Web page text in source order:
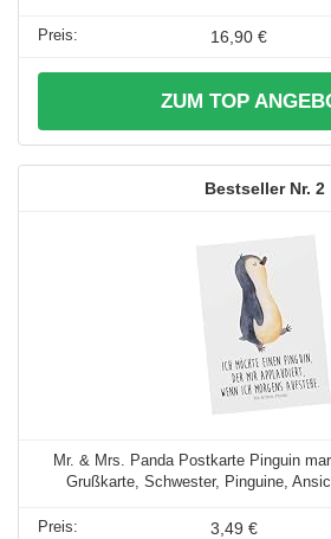
16,90 €
ZUM TOP
2
Mr. & Mrs. Panda Postkarte Pinguin
Grußkarte, Schwester, Pinguine,
3,49 €